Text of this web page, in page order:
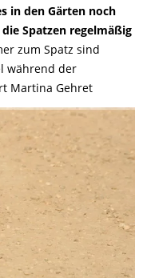
in den Gärten noch
Spatzen regelmäßig
zum Spatz sind
während der
Martina Gehret